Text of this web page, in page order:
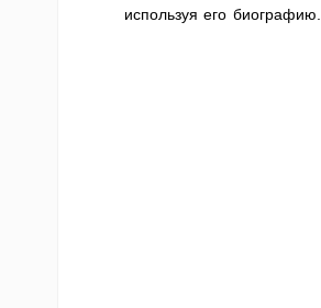
используя его биографию.